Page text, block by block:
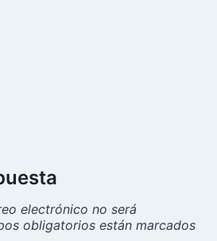
electrónico no será
obligatorios están marcados